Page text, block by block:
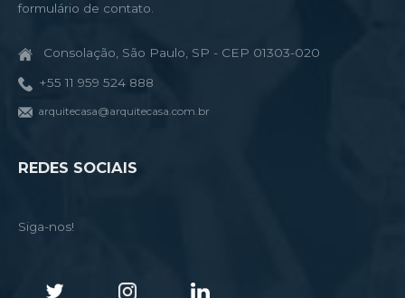
formulário de contato.
Consolação, São Paulo, SP - CEP 01303-020
+55 11 959 524 888
arquitecasa@arquitecasa.com.br
REDES SOCIAIS
Siga-nos!